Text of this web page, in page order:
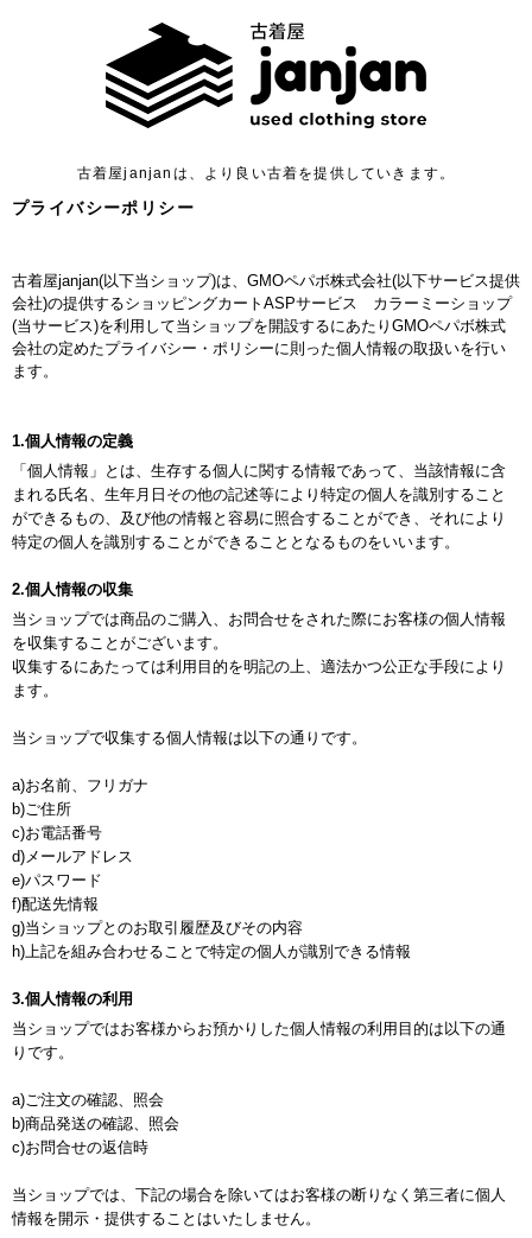
古着屋janjanは、より良い古着を提供していきます。
プライバシーポリシー
古着屋janjan(以下当ショップ)は、 GMOペパボ株式会社(以下サービス提供
会社)の提供するショッピングカートASPサービス カラーミーショップ
(当サービス)を利用して当ショップを開設するにあたりGMOペパボ株式
会社の定めたプライバシー・ポリシーに則った個人情報の取扱いを行い
ます。
1.個人情報の定義
「個人情報」とは、生存する個人に関する情報であって、当該情報に含
まれる氏名、生年月日その他の記述等により特定の個人を識別すること
ができるもの、及び他の情報と容易に照合することができ、それにより
特定の個人を識別することができることとなるものをいいます。
2.個人情報の収集
当ショップでは商品のご購入、お問合せをされた際にお客様の個人情報
を収集することがございます。
収集するにあたっては利用目的を明記の上、適法かつ公正な手段により
ます。
当ショップで収集する個人情報は以下の通りです。
a)お名前、フリガナ
b)ご住所
c)お電話番号
d)メールアドレス
e)パスワード
f)配送先情報
g)当ショップとのお取引履歴及びその内容
h)上記を組み合わせることで特定の個人が識別できる情報
3.個人情報の利用
当ショップではお客様からお預かりした個人情報の利用目的は以下の通
りです。
a)ご注文の確認、照会
b)商品発送の確認、照会
c)お問合せの返信時
当ショップでは、下記の場合を除いてはお客様の断りなく第三者に個人
情報を開示・提供することはいたしません。